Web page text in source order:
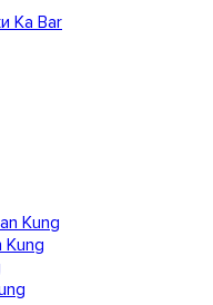
Ka Bar
Kung